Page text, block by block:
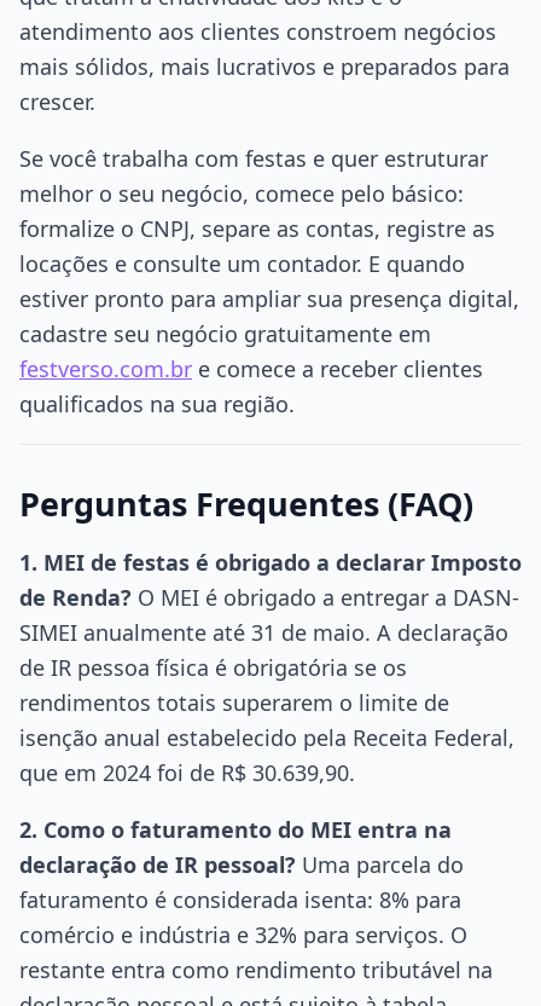
atendimento aos clientes constroem negócios
mais sólidos, mais lucrativos e preparados para
crescer.
Se você trabalha com festas e quer estruturar
melhor o seu negócio, comece pelo básico:
formalize o CNPJ, separe as contas, registre as
locações e consulte um contador. E quando
estiver pronto para ampliar sua presença digital,
cadastre seu negócio gratuitamente em
festverso.com.br e comece a receber clientes
qualificados na sua região.
Perguntas Frequentes (FAQ)
1. MEI de festas é obrigado a declarar Imposto
de Renda? O MEI é obrigado a entregar a DASN-
SIMEI anualmente até 31 de maio. A declaração
de IR pessoa física é obrigatória se os
rendimentos totais superarem o limite de
isenção anual estabelecido pela Receita Federal,
que em 2024 foi de R$ 30.639,90.
2. Como o faturamento do MEI entra na
declaração de IR pessoal? Uma parcela do
faturamento é considerada isenta: 8% para
comércio e indústria e 32% para serviços. O
restante entra como rendimento tributável na